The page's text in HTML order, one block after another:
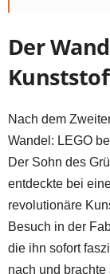
Der
Nach dem
Wandel: LEGO
Der Sohn des
entdeckte bei
revolutionäre
Besuch in der
die ihn sofort
nach und